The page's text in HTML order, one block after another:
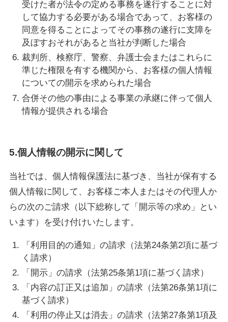
受けた者が法令の定める事務を遂行することに対
して協力する必要がある場合であって、お客様の
同意を得ることによってその事務の遂行に支障を
及ぼすおそれがあると当社が判断した場合
裁判所、検察庁、警察、弁護士会またはこれらに
準じた権限を有する機関から、お客様の個人情報
についての開示を求められた場合
合併その他の事由による事業の承継に伴って個人
情報が提供される場合
5.個人情報の開示に関して
当社では、個人情報保護法に基づき、当社が保有する
個人情報に関して、お客様ご本人またはその代理人か
らの次のご請求（以下総称して「開示等の求め」とい
います）を受け付けいたします。
「利用目的の通知」の請求（法第24条第2項に基づ
く請求）
「開示」の請求（法第25条第1項に基づく請求）
「内容の訂正又は追加」の請求（法第26条第1項に
基づく請求）
「利用の停止又は消去」の請求（法第27条第1項及